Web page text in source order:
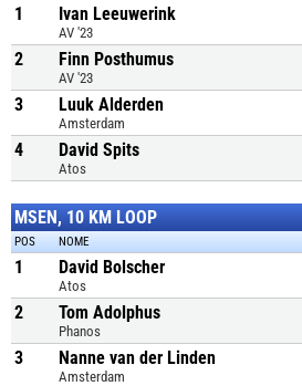
1 Ivan Leeuwerink
AV '23
2 Finn Posthumus
AV '23
3 Luuk Alderden
Amsterdam
4 David Spits
Atos
MSEN, 10 KM LOOP
POS NOME
1 David Bolscher
Atos
2 Tom Adolphus
Phanos
3 Nanne van der Linden
Amsterdam